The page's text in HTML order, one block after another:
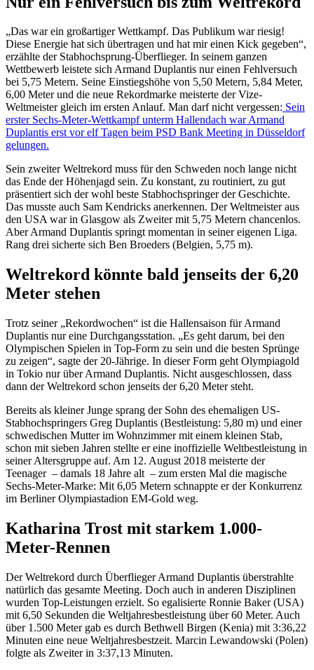
„Das war ein großartiger Wettkampf. Das Publikum war riesig!
Diese Energie hat sich übertragen und hat mir einen Kick gegeben“,
erzählte der Stabhochsprung-Überflieger. In seinem ganzen
Wettbewerb leistete sich Armand Duplantis nur einen Fehlversuch
bei 5,75 Metern. Seine Einstiegshöhe von 5,50 Metern, 5,84 Meter,
6,00 Meter und die neue Rekordmarke meisterte der Vize-
Weltmeister gleich im ersten Anlauf. Man darf nicht vergessen: Sein
erster Sechs-Meter-Wettkampf unterm Hallendach war Armand
Duplantis erst vor elf Tagen beim PSD Bank Meeting in Düsseldorf
gelungen.
Sein zweiter Weltrekord muss für den Schweden noch lange nicht
das Ende der Höhenjagd sein. Zu konstant, zu routiniert, zu gut
präsentiert sich der wohl beste Stabhochspringer der Geschichte.
Das musste auch Sam Kendricks anerkennen. Der Weltmeister aus
den USA war in Glasgow als Zweiter mit 5,75 Metern chancenlos.
Aber Armand Duplantis springt momentan in seiner eigenen Liga.
Rang drei sicherte sich Ben Broeders (Belgien, 5,75 m).
Weltrekord könnte bald jenseits der 6,20
Meter stehen
Trotz seiner „Rekordwochen“ ist die Hallensaison für Armand
Duplantis nur eine Durchgangsstation. „Es geht darum, bei den
Olympischen Spielen in Top-Form zu sein und die besten Sprünge
zu zeigen“, sagte der 20-Jährige. In dieser Form geht Olympiagold
in Tokio nur über Armand Duplantis. Nicht ausgeschlossen, dass
dann der Weltrekord schon jenseits der 6,20 Meter steht.
Bereits als kleiner Junge sprang der Sohn des ehemaligen US-
Stabhochspringers Greg Duplantis (Bestleistung: 5,80 m) und einer
schwedischen Mutter im Wohnzimmer mit einem kleinen Stab,
schon mit sieben Jahren stellte er eine inoffizielle Weltbestleistung in
seiner Altersgruppe auf. Am 12. August 2018 meisterte der
Teenager – damals 18 Jahre alt – zum ersten Mal die magische
Sechs-Meter-Marke: Mit 6,05 Metern schnappte er der Konkurrenz
im Berliner Olympiastadion EM-Gold weg.
Katharina Trost mit starkem 1.000-
Meter-Rennen
Der Weltrekord durch Überflieger Armand Duplantis überstrahlte
natürlich das gesamte Meeting. Doch auch in anderen Disziplinen
wurden Top-Leistungen erzielt. So egalisierte Ronnie Baker (USA)
mit 6,50 Sekunden die Weltjahresbestleistung über 60 Meter. Auch
über 1.500 Meter gab es durch Bethwell Birgen (Kenia) mit 3:36,22
Minuten eine neue Weltjahresbestzeit. Marcin Lewandowski (Polen)
folgte als Zweiter in 3:37,13 Minuten.